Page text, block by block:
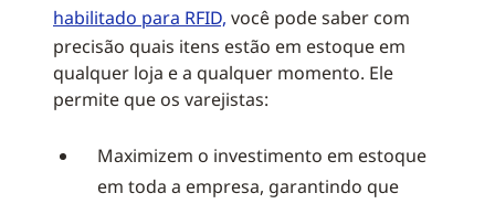
habilitado para RFID, você pode saber com
precisão quais itens estão em estoque em
qualquer loja e a qualquer momento. Ele
permite que os varejistas:
Maximizem o investimento em estoque
em toda a empresa, garantindo que